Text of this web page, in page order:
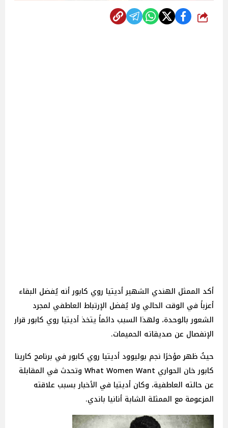
شارك
أكد الممثل الهندي الشهير أديتيا روي كابور أنه يُفضل البقاء
أعزباً في الوقت الحالي ولا يُفضل الإرتباط العاطفي لمجرد
الشعور بالوحدة، ولهذا السبب دائماً يتخذ أديتيا روي كابور قرار
الإنفصال عن صديقاته الحميمات.
حيثُ ظهر مؤخرًا نجم بوليوود أديتيا روي كابور في برنامج كارينا
كابور خان الحواري What Women Want وتحدث في المقابلة
عن حالته العاطفية، وكان أديتيا في الأخبار بسبب علاقته
المزعومة مع الممثلة الشابة أنانيا باندي.